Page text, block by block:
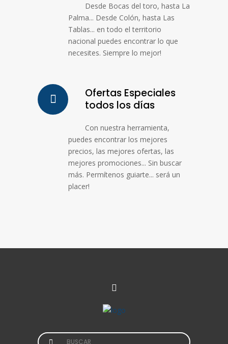
Desde Bocas del toro, hasta La
Palma... Desde Colón, hasta Las
Tablas... en todo el territorio
nacional puedes encontrar lo que
necesites. Siempre lo mejor!
Ofertas Especiales
todos los días
Con nuestra herramienta,
puedes encontrar los mejores
precios, las mejores ofertas, las
mejores promociones... Sin buscar
más. Permítenos guiarte... será un
placer!
Search